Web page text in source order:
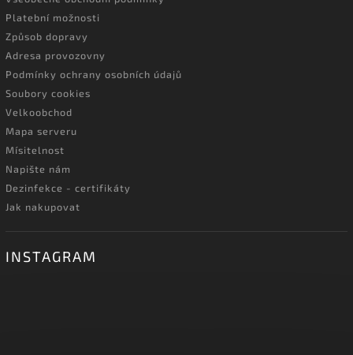
Platební možnosti
Způsob dopravy
Adresa provozovny
Podmínky ochrany osobních údajů
Soubory cookies
Velkoobchod
Mapa serveru
Mísitelnost
Napište nám
Dezinfekce - certifikáty
Jak nakupovat
INSTAGRAM